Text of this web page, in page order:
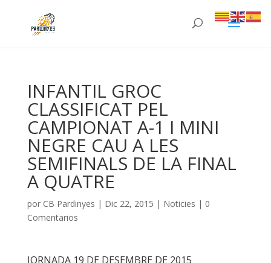
INFANTIL GROC
CLASSIFICAT PEL
CAMPIONAT A-1 I MINI
NEGRE CAU A LES
SEMIFINALS DE LA FINAL
A QUATRE
por CB Pardinyes | Dic 22, 2015 | Noticies | 0
Comentarios
JORNADA 19 DE DESEMBRE DE 2015